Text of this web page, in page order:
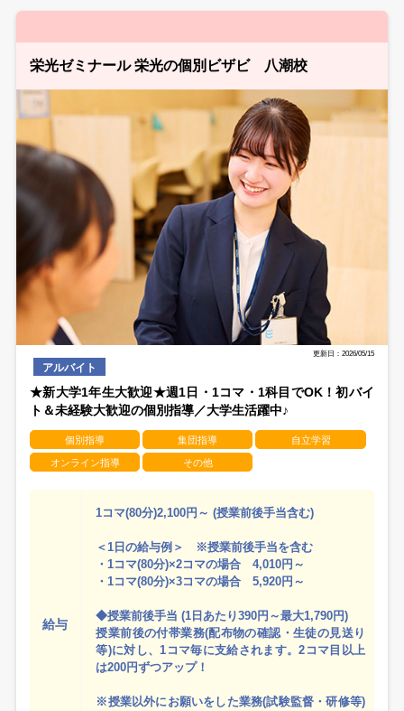
栄光ゼミナール 栄光の個別ビザビ 八潮校
更新日：2026/05/15
アルバイト
★新大学1年生大歓迎★週1日・1コマ・1科目でOK！初バイ
ト＆未経験大歓迎の個別指導／大学生活躍中♪
個別指導 集団指導 自立学習
オンライン指導 その他
給与
1コマ(80分)2,100円～ (授業前後手当含む)
＜1日の給与例＞ ※授業前後手当を含む
・1コマ(80分)×2コマの場合 4,010円～
・1コマ(80分)×3コマの場合 5,920円～
◆授業前後手当 (1日あたり390円～最大1,790円)
授業前後の付帯業務(配布物の確認・生徒の見送り
等)に対し、1コマ毎に支給されます。2コマ目以上
は200円ずつアップ！
※授業以外にお願いをした業務(試験監督・研修等)